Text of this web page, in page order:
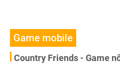
Game mobile
Country Friends - Game